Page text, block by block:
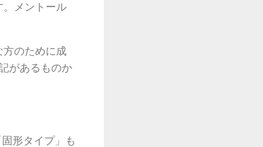
。メントール
方のために成
があるものか
形タイプ」も